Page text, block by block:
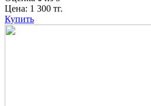
Цена: 1 300 тг.
Купить